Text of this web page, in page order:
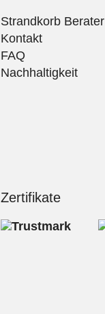
Strandkorb Berater
Kontakt
FAQ
Nachhaltigkeit
Zertifikate